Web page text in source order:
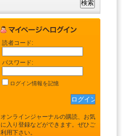
読者コード:
パスワード:
ログイン情報を記憶
オンラインジャーナルの購読、お気
に入り登録などができます。ぜひご
利用下さい。